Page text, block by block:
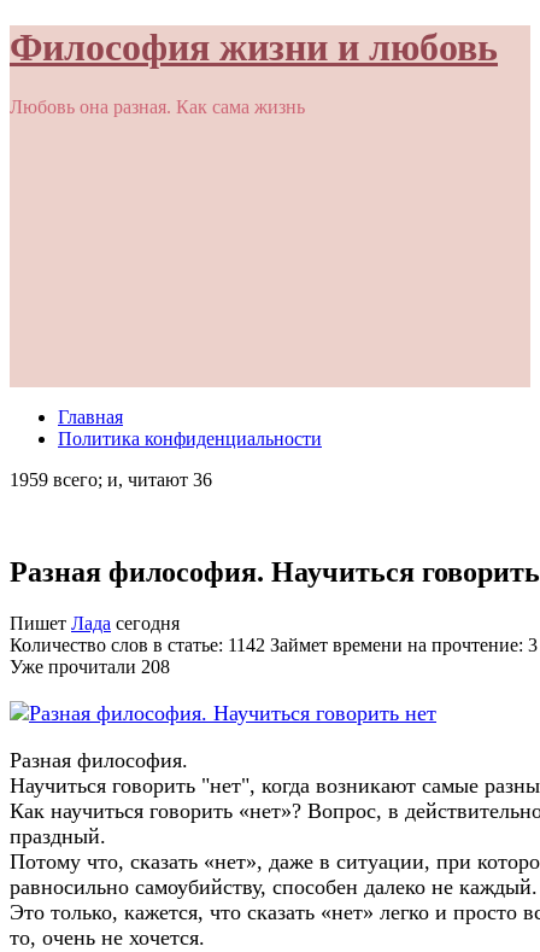
Философия жизни и любовь
Любовь она разная. Как сама жизнь
Главная
Политика конфиденциальности
1959 всего; и, читают 36
Разная философия. Научиться
Пишет Лада сегодня
Количество слов в статье: 1142 Займет времени на прочтение:
Уже прочитали 208
Разная философия.
Научиться говорить "нет", когда возникают самые
Как научиться говорить «нет»? Вопрос, в
праздный.
Потому что, сказать «нет», даже в ситуации, при
равносильно самоубийству, способен далеко не каждый.
Это только, кажется, что сказать «нет» легко и просто
то, очень не хочется.